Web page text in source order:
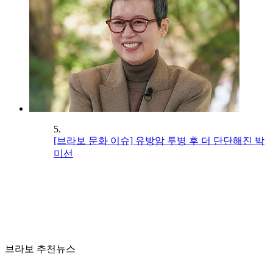
5.
[브라보 문화 이슈] 유방암 투병 후 더 단단해진 박
미선
브라보 추천뉴스